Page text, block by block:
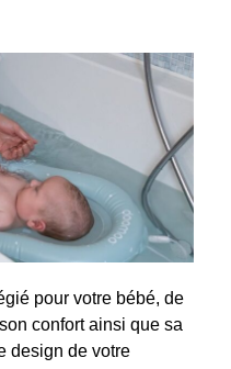
pour votre bébé, de
confort ainsi que sa
design de votre